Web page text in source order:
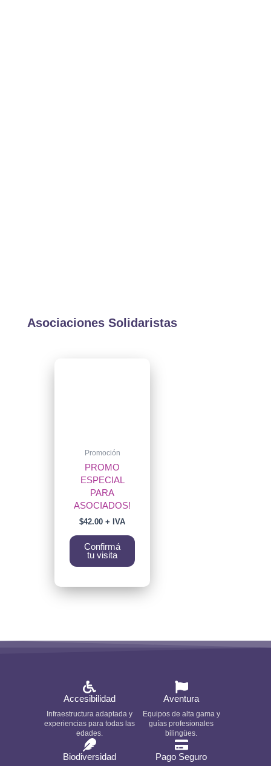
Asociaciones Solidaristas
Promoción
PROMO
ESPECIAL
PARA
ASOCIADOS!
$42.00 + IVA
Confirmá
tu visita
Accesibilidad
Infraestructura adaptada y
experiencias para todas las
edades.
Aventura
Equipos de alta gama y
guías profesionales
bilingües.
Biodiversidad Pago Seguro